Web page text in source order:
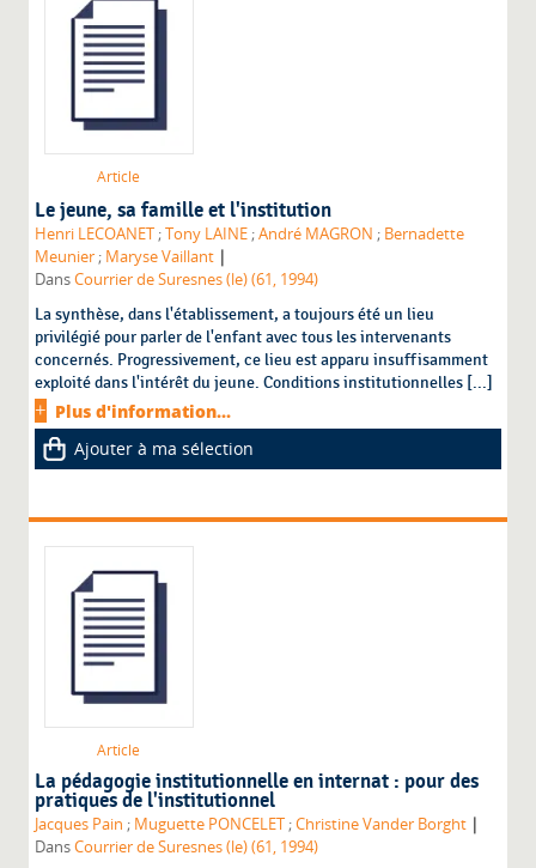
Article
Le jeune, sa famille et l'institution
Henri LECOANET ;Tony LAINE ;André MAGRON ; Bernadette
Meunier ; Maryse Vaillant |
DansCourrier de Suresnes (le) (61, 1994)
La synthèse, dans l'établissement, a toujours été un lieu
privilégié pour parler de l'enfant avec tous les intervenants
concernés. Progressivement, ce lieu est apparu insuffisamment
exploité dans l'intérêt du jeune. Conditions institutionnelles [...]
Plus d'information...
Ajouter à ma sélection
Article
La pédagogie institutionnelle en internat : pour des
pratiques de l'institutionnel
Jacques Pain ; Muguette PONCELET ;Christine Vander Borght |
DansCourrier de Suresnes (le) (61, 1994)